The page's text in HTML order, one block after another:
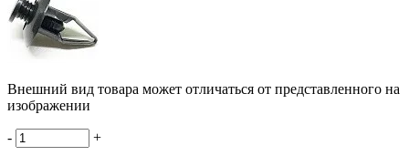
Внешний вид товара может отличаться от представленного на
изображении
- +